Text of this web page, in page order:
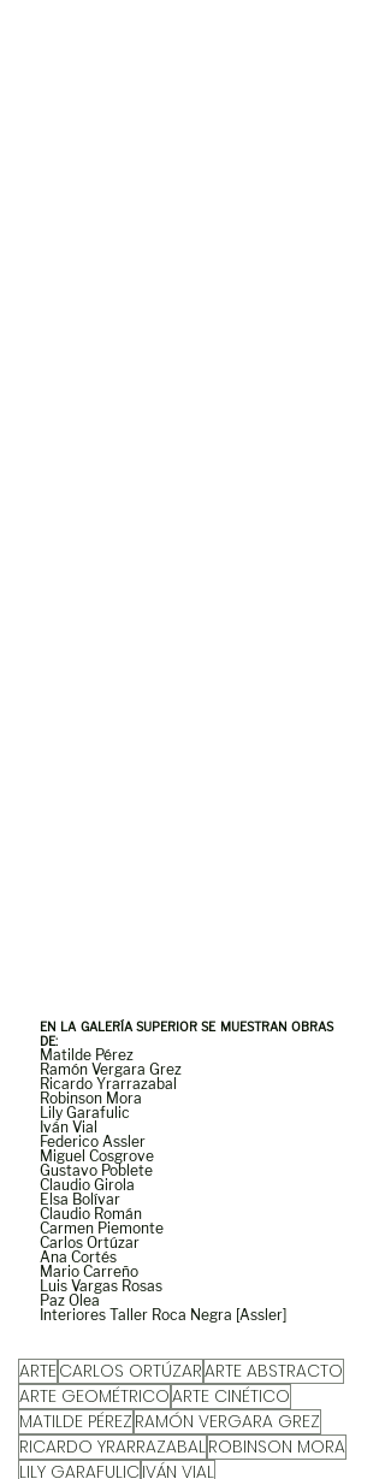
EN LA GALERÍA SUPERIOR SE MUESTRAN OBRAS
DE:
Matilde Pérez
Ramón Vergara Grez
Ricardo Yrarrazabal
Robinson Mora
Lily Garafulic
Iván Vial
Federico Assler
Miguel Cosgrove
Gustavo Poblete
Claudio Girola
Elsa Bolívar
Claudio Román
Carmen Piemonte
Carlos Ortúzar
Ana Cortés
Mario Carreño
Luis Vargas Rosas
Paz Olea
Interiores Taller Roca Negra [Assler]
ARTECARLOS ORTÚZARARTE ABSTRACTO
ARTE GEOMÉTRICOARTE CINÉTICO
MATILDE PÉREZ RAMÓN VERGARA GREZ
RICARDO YRARRAZABALROBINSON MORA
LILY GARAFULICIVÁN VIAL